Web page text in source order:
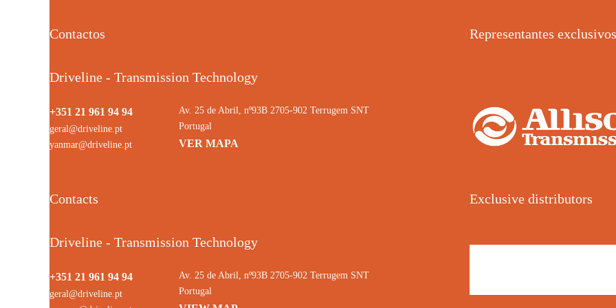
Contactos
Driveline - Transmission Technology
+351 21 961 94 94
geral@driveline.pt
yanmar@driveline.pt
Av. 25 de Abril, nº93B 2705-902 Terrugem SNT
Portugal
VER MAPA
Representantes exclusivos
Contacts
Driveline - Transmission Technology
+351 21 961 94 94
geral@driveline.pt
Av. 25 de Abril, nº93B 2705-902 Terrugem SNT
Portugal
Exclusive distributors